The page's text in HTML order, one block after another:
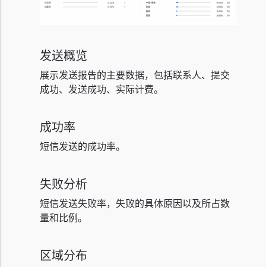
发送概览
展示发送报告的主要数据，包括联系人、提交
成功、发送成功、实际计费。
成功率
短信发送的成功率。
失败分析
短信发送失败率，失败的具体原因以及所占数
量和比例。
区域分布